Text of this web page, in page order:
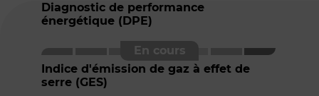
Diagnostic de performance
énergétique (DPE)
Indice d'émission de gaz à effet de
serre (GES)